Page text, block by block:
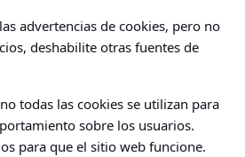
advertencias de cookies, pero no
deshabilite otras fuentes de
todas las cookies se utilizan para
sobre los usuarios.
para que el sitio web funcione.